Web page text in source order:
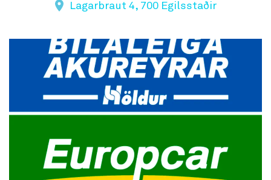
Lagarbraut 4, 700 Egilsstaðir